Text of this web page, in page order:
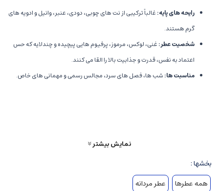
رایحه های پایه:غالباً ترکیبی از نت های چوبی، دودی، عنبر، وانیل و ادویه های
گرم هستند.
شخصیت عطر:غنی، لوکس، مرموز، پرفیوم هایی پیچیده و چندلایه که حس
اعتماد به نفس، قدرت و جذابیت بالا را القا می کنند.
مناسبت ها:شب ها، فصل های سرد، مجالس رسمی و مهمانی های خاص.
های خشک، مرکبات تاریک، چوب های سبک و عناصر ترش و تندی هستند که
نت های میانی(Heart Notes):
نمایش بیشتر
بخشها :
همه عطرها
عطر مردانه